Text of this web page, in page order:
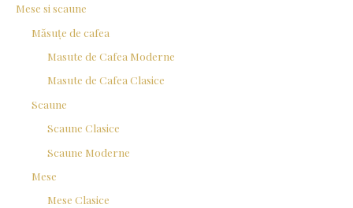
Mese si scaune
Măsuțe de cafea
Masute de Cafea Moderne
Masute de Cafea Clasice
Scaune
Scaune Clasice
Scaune Moderne
Mese
Mese Clasice